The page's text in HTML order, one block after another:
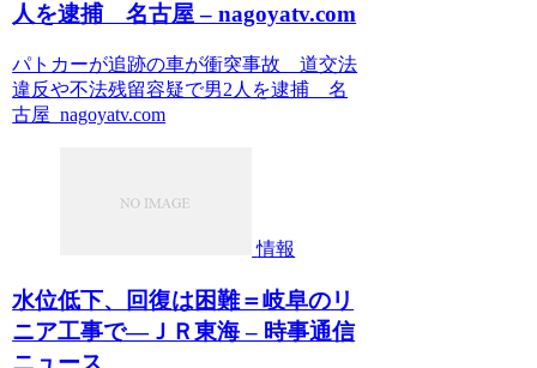
人を逮捕 名古屋 – nagoyatv.com
パトカーが追跡の車が衝突事故 道交法
違反や不法残留容疑で男2人を逮捕 名
古屋 nagoyatv.com
情報
水位低下、回復は困難＝岐阜のリ
ニア工事で―ＪＲ東海 – 時事通信
ニュース